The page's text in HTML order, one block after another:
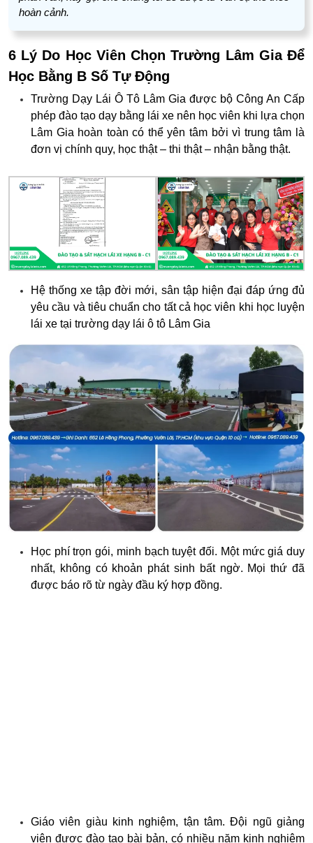
hoàn cảnh.
6 Lý Do Học Viên Chọn Trường Lâm Gia Để
Học Bằng B Số Tự Động
Trường Dạy Lái Ô Tô Lâm Gia được bộ Công An Cấp
phép đào tạo dạy bằng lái xe nên học viên khi lựa chọn
Lâm Gia hoàn toàn có thể yên tâm bởi vì trung tâm là
đơn vị chính quy, học thật – thi thật – nhận bằng thật.
Hệ thống xe tập đời mới, sân tập hiện đại đáp ứng đủ
yêu cầu và tiêu chuẩn cho tất cả học viên khi học luyện
lái xe tại trường dạy lái ô tô Lâm Gia
Học phí trọn gói, minh bạch tuyệt đối. Một mức giá duy
nhất, không có khoản phát sinh bất ngờ. Mọi thứ đã
được báo rõ từ ngày đầu ký hợp đồng.
Giáo viên giàu kinh nghiệm, tận tâm. Đội ngũ giảng
viên được đào tạo bài bản, có nhiều năm kinh nghiệm